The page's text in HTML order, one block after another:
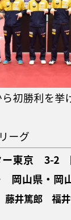
初勝利を挙
ーグ
ー東京 3-2
岡山県・岡
藤井篤郎 福